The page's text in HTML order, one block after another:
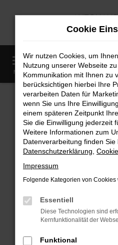
Zum
MENÜ
Startseite Fahrzeugangebote
Fehler:
Beim Laden ist ein Fehler
Hier sind ein paar Tipps,
Überprüfe deine
Internetverbindung.
deine Suchmaschine?
Cookie
Wir nutzen Cookies, um
Nutzung unserer Webseite
Kommunikation mit Ihnen zu
berücksichtigen hierbei Ihre
verarbeiten Daten für
wenn Sie uns Ihre
einem späteren Zeitpunkt
Sie die Einwilligung jederzeit
Weitere Informationen zum
Datenverarbeitung finden Sie
Datenschutzerklärung
Impressum
Folgende Kategorien von
Essentiell
Diese Technologien sind
Kernfunktionalität der
Funktional